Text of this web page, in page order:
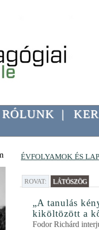
RÓLUNK |
ÉVFOLYAMOK ÉS
ROVAT: LÁTÓSZÖG
„A tanulás
kiköltözött a
Fodor Richárd